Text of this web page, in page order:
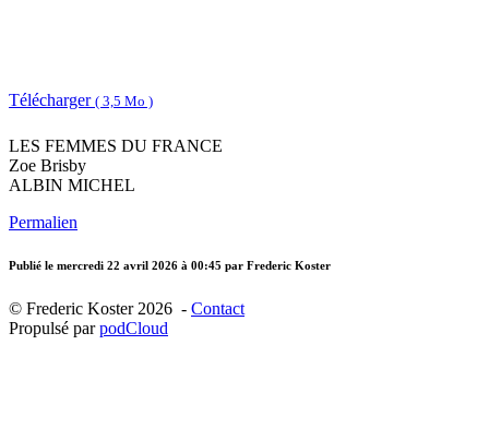
Télécharger ( 3,5 Mo )
LES FEMMES DU FRANCE
Zoe Brisby
ALBIN MICHEL
Permalien
Publié le mercredi 22 avril 2026 à 00:45 par Frederic Koster
© Frederic Koster 2026 - Contact
Propulsé parpodCloud